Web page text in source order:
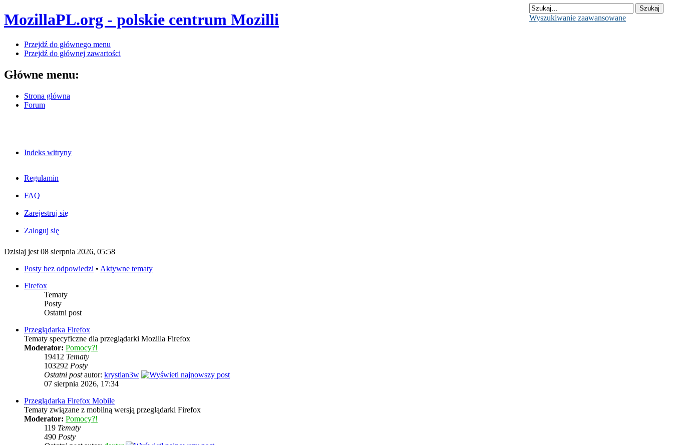
MozillaPL.org - polskie centrum Mozilli
Przejdź do głównego menu
Przejdź do głównej zawartości
Główne menu:
Strona główna
Forum
Wyszukiwanie zaawansowane
Indeks witryny
Regulamin
FAQ
Zarejestruj się
Zaloguj się
Dzisiaj jest 08 sierpnia 2026, 05:58
Posty bez odpowiedzi • Aktywne tematy
Firefox
Tematy
Posty
Ostatni post
Przeglądarka Firefox
Tematy specyficzne dla przeglądarki Mozilla Firefox
Moderator: Pomocy?!
19412 Tematy
103292 Posty
Ostatni postautor: krystian3w
07 sierpnia 2026, 17:34
Przeglądarka Firefox Mobile
Tematy związane z mobilną wersją przeglądarki Firefox
Moderator: Pomocy?!
119 Tematy
490 Posty